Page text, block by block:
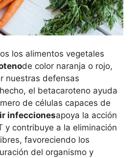
los alimentos vegetales
de color naranja o rojo,
nuestras defensas
el betacaroteno ayuda
de células capaces de
infeccionesapoya la acción
y contribuye a la eliminación
favoreciendo los
del organismo y